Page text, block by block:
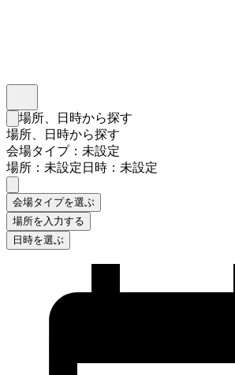
検索フォームを閉じる
場所、日時から探す
場所、日時から探す
会場タイプ：未設定
場所：未設定日時：未設定
会場タイプを選ぶ
場所を入力する
日時を選ぶ